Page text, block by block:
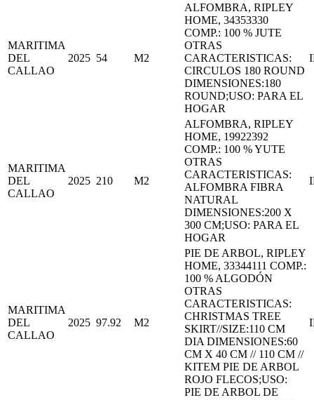
MARITIMA
DEL
CALLAO
2025 54 M2
ALFOMBRA, RIPLEY
HOME, 34353330
COMP.: 100 % JUTE
OTRAS
CARACTERISTICAS:
CIRCULOS 180 ROUND
DIMENSIONES:180
ROUND;USO: PARA EL
HOGAR
MARITIMA
DEL
CALLAO
2025 210 M2
ALFOMBRA, RIPLEY
HOME, 19922392
COMP.: 100 % YUTE
OTRAS
CARACTERISTICAS:
ALFOMBRA FIBRA
NATURAL
DIMENSIONES:200 X
300 CM;USO: PARA EL
HOGAR
MARITIMA
DEL
CALLAO
2025 97.92 M2
PIE DE ARBOL, RIPLEY
HOME, 33344111 COMP.:
100 % ALGODÓN
OTRAS
CARACTERISTICAS:
CHRISTMAS TREE
SKIRT//SIZE:110 CM
DIA DIMENSIONES:60
CM X 40 CM // 110 CM //
KITEM PIE DE ARBOL
ROJO FLECOS;USO:
PIE DE ARBOL DE